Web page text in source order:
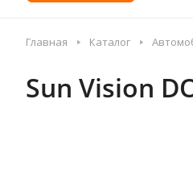
Главная Каталог
Sun Vision